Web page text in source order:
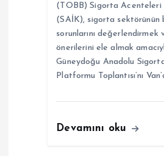
(TOBB) Sigorta Acenteleri
(SAİK), sigorta sektörünün
sorunlarını değerlendirmek
önerilerini ele almak
Güneydoğu Anadolu
Platformu Toplantısı’nı
Devamını oku